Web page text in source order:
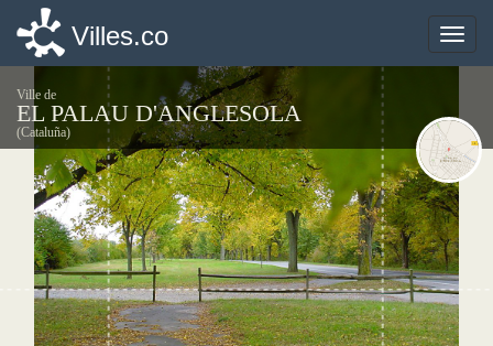
Toggle
Villes.co
Ville de
EL PALAU D'ANGLESOLA
(Cataluña)
Toggle
Villes.co